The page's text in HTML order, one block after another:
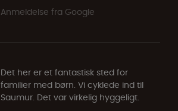
Anmeldelse fra Google
Det her er et fantastisk sted for
familier med børn. Vi cyklede ind til
Saumur. Det var virkelig hyggeligt.